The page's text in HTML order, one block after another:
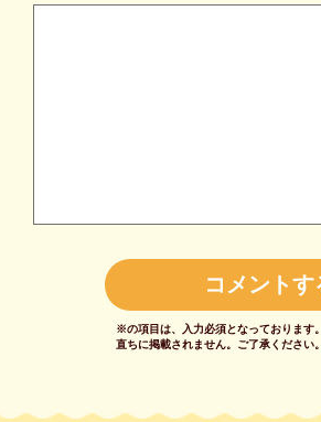
※の項目は、入力必須となっております。
直ちに掲載されません。 ご了承ください。